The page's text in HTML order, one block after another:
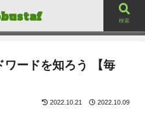
ワードを知ろう 【毎
2022.10.21 2022.10.09
検索